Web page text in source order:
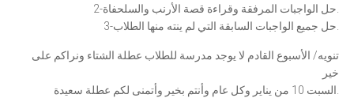
تنويه/ الأسبوع القادم لا يوجد مدرسة للطلاب عطلة الشتاء ونراكم على
خير